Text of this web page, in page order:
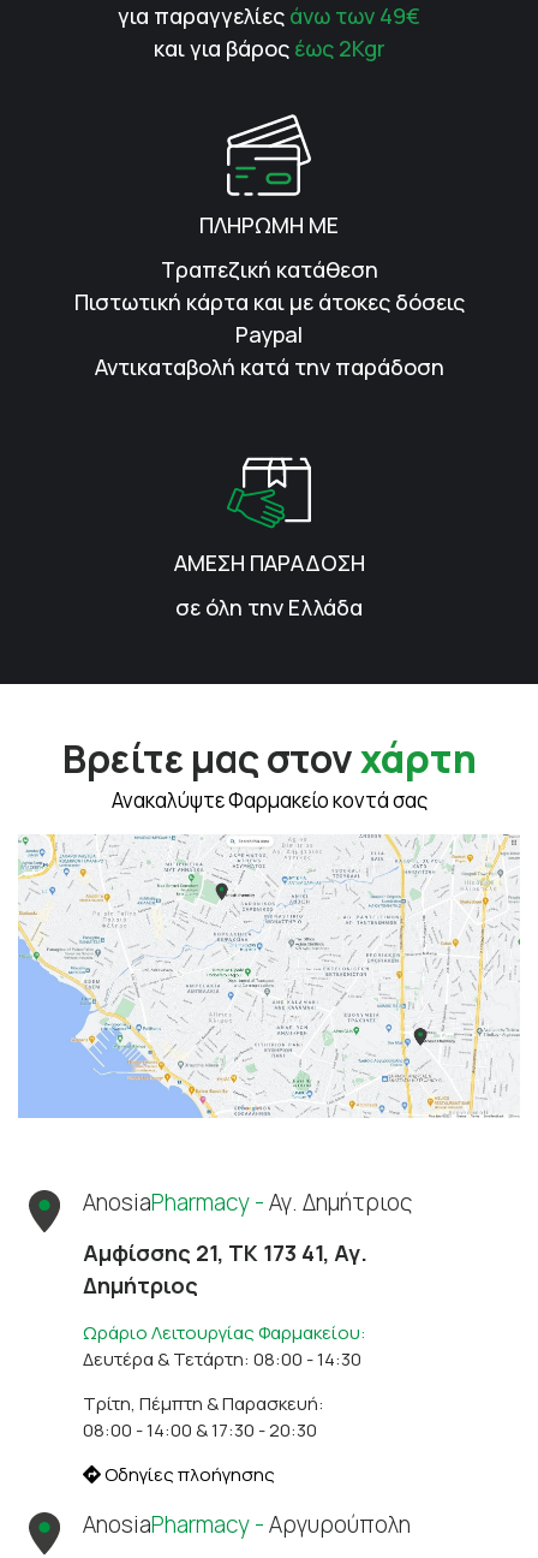
για παραγγελίες άνω των 49€
και για βάρος έως 2Kgr
ΠΛΗΡΩΜΗ ΜΕ
Τραπεζική κατάθεση
Πιστωτική κάρτα και με άτοκες δόσεις
Paypal
Αντικαταβολή κατά την παράδοση
ΑΜΕΣΗ ΠΑΡΑΔΟΣΗ
σε όλη την Ελλάδα
Βρείτε μας στονχάρτη
Ανακαλύψτε Φαρμακείο κοντά σας
AnosiaPharmacy -Αγ. Δημήτριος
Αμφίσσης 21, ΤΚ 173 41, Αγ.
Δημήτριος
Ωράριο Λειτουργίας Φαρμακείου:
Δευτέρα & Τετάρτη: 08:00 - 14:30
Τρίτη, Πέμπτη & Παρασκευή:
08:00 - 14:00 & 17:30 - 20:30
Οδηγίες πλοήγησης
AnosiaPharmacy -Αργυρούπολη